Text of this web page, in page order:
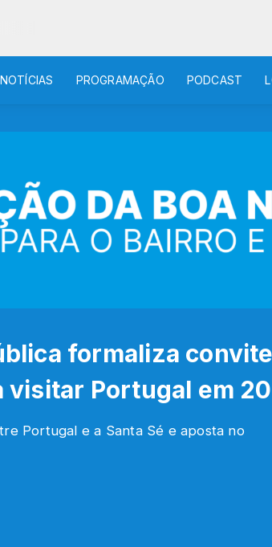
NO AR:
NOTÍCIAS PROGRAMAÇÃO PODCAST
formaliza
visitar Portugal em
Portugal e a Santa Sé e aposta no